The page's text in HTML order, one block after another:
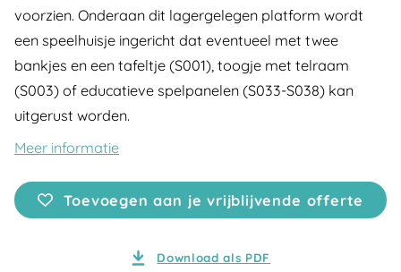
voorzien. Onderaan dit lagergelegen platform wordt
een speelhuisje ingericht dat eventueel met twee
bankjes en een tafeltje (S001), toogje met telraam
(S003) of educatieve spelpanelen (S033-S038) kan
uitgerust worden.
Meer informatie
Toevoegen aan je vrijblijvende offerte
Download als PDF